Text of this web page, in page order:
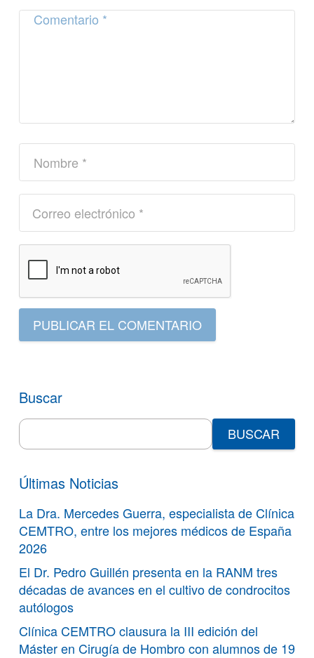
PUBLICAR EL COMENTARIO
Buscar
Search
for:
Últimas Noticias
La Dra. Mercedes Guerra, especialista de Clínica
CEMTRO, entre los mejores médicos de España
2026
El Dr. Pedro Guillén presenta en la RANM tres
décadas de avances en el cultivo de condrocitos
autólogos
Clínica CEMTRO clausura la III edición del
Máster en Cirugía de Hombro con alumnos de 19